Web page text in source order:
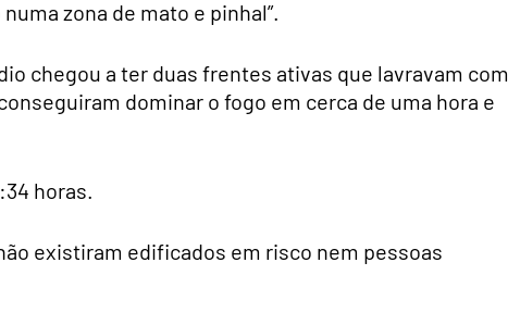
zona de mato e pinhal”.
chegou a ter duas frentes ativas que lavravam com
dominar o fogo em cerca de uma hora e
horas.
existiram edificados em risco nem pessoas